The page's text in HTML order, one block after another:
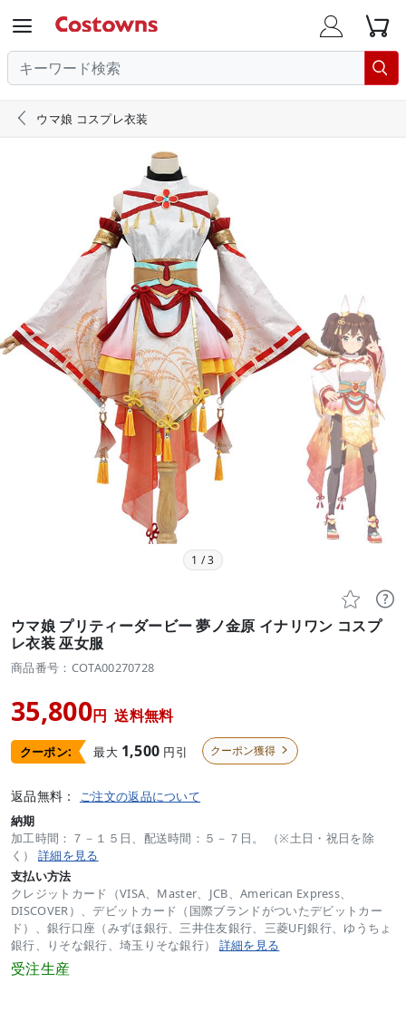
  

 ウマ娘 コスプレ衣装
1 /3
 
ウマ娘 プリティーダービー 夢ノ金原 イナリワン コスプ
レ衣装 巫女服
商品番号：COTA00270728
35,800円 送料無料
クーポン: 最大 1,500 円引 クーポン獲得 
返品無料： ご注文の返品について
納期
加工時間：７－１５日、配送時間：５－７日。 （※土日・祝日を除
く） 詳細を見る
支払い方法
クレジットカード（VISA、Master、JCB、American Express、
DISCOVER）、デビットカード（国際ブランドがついたデビットカー
ド）、銀行口座（みずほ銀行、三井住友銀行、三菱UFJ銀行、ゆうちょ
銀行、りそな銀行、埼玉りそな銀行） 詳細を見る
受注生産